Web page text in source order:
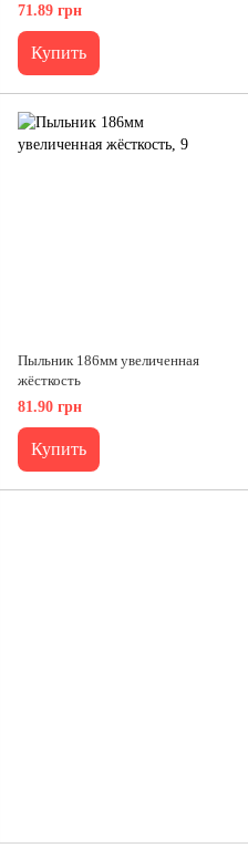
71.89 грн
Купить
Пыльник 186мм увеличенная
жёсткость
81.90 грн
Купить